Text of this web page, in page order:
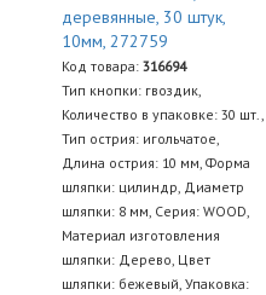
деревянные, 30 штук,
10мм, 272759
Код товара: 316694
Тип кнопки: гвоздик,
Количество в упаковке: 30 шт.,
Тип острия: игольчатое,
Длина острия: 10 мм, Форма
шляпки: цилиндр, Диаметр
шляпки: 8 мм, Серия: WOOD,
Материал изготовления
шляпки: Дерево, Цвет
шляпки: бежевый, Упаковка: